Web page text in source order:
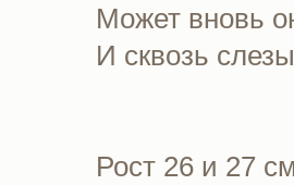
Может вновь
И сквозь
Рост 26 и 27